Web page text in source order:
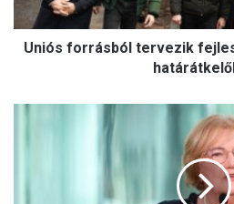
határátkelőket
Uniós forrásból tervezik
Szili